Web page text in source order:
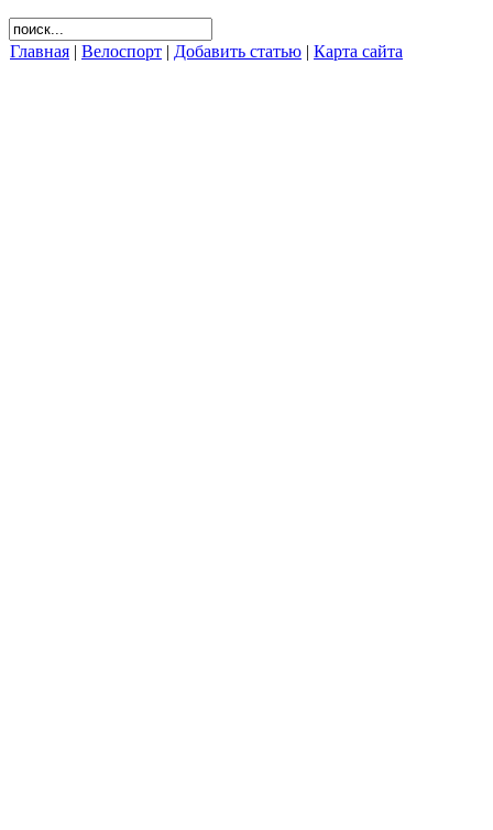
Главная | Велоспорт | Добавить статью | Карта сайта